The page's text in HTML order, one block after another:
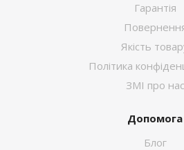
Гарантія
Якість
Політика
ЗМІ про нас
Допомога
Блог